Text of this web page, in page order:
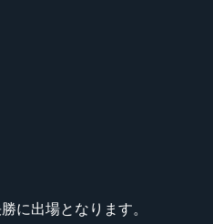
に出場となります。